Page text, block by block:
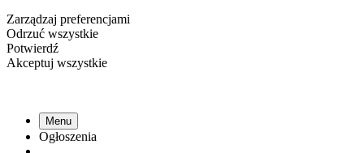
Zarządzaj preferencjami
Odrzuć wszystkie
Potwierdź
Akceptuj wszystkie
Menu
Ogłoszenia